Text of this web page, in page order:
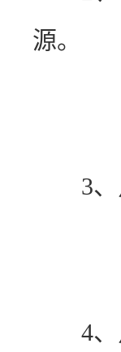
源。
3、点
4、点